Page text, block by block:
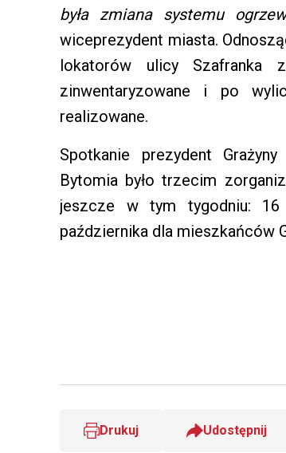
była zmiana systemu
wiceprezydent miasta.
lokatorów ulicy Szafranka
zinwentaryzowane i po
realizowane.
Spotkanie prezydent
Bytomia było trzecim
jeszcze w tym tygodniu:
października dla mieszkańców
Drukuj Udostępnij